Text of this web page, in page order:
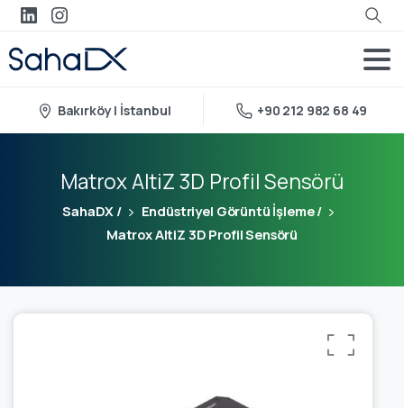
Bakırköy | İstanbul +90 212 982 68 49
Matrox AltiZ 3D Profil Sensörü
SahaDX / Endüstriyel Görüntü İşleme/
Matrox AltiZ 3D Profil Sensörü